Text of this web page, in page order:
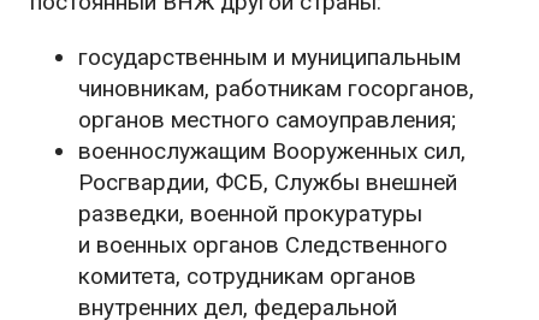
государственным и муниципальным
чиновникам, работникам госорганов,
органов местного самоуправления;
военнослужащим Вооруженных сил,
Росгвардии, ФСБ, Службы внешней
разведки, военной прокуратуры
и военных органов Следственного
комитета, сотрудникам органов
внутренних дел, федеральной